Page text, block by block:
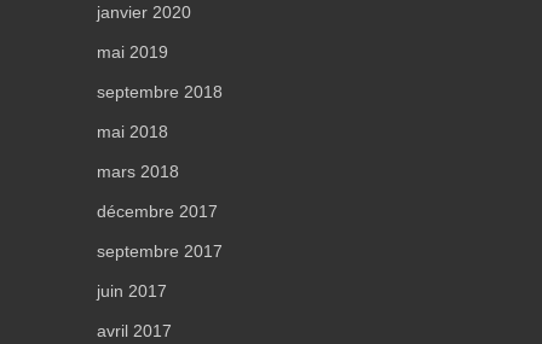
janvier 2020
mai 2019
septembre 2018
mai 2018
mars 2018
décembre 2017
septembre 2017
juin 2017
avril 2017